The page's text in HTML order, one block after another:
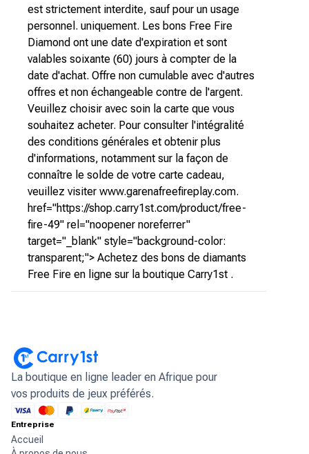
est strictement interdite, sauf pour un usage
personnel. uniquement. Les bons Free Fire
Diamond ont une date d'expiration et sont
valables soixante (60) jours à compter de la
date d'achat. Offre non cumulable avec d'autres
offres et non échangeable contre de l'argent.
Veuillez choisir avec soin la carte que vous
souhaitez acheter. Pour consulter l'intégralité
des conditions générales et obtenir plus
d'informations, notamment sur la façon de
connaître le solde de votre carte cadeau,
veuillez visiter www.garenafreefireplay.com.
href="https://shop.carry1st.com/product/free-
fire-49" rel="noopener noreferrer"
target="_blank" style="background-color:
transparent;"> Achetez des bons de diamants
Free Fire en ligne sur la boutique Carry1st .
La boutique en ligne leader en Afrique pour
vos produits de jeux préférés.
Entreprise
Accueil